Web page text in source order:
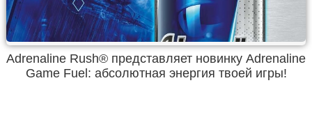
Adrenaline Rush® представляет новинку Adrenaline
Game Fuel: абсолютная энергия твоей игры!